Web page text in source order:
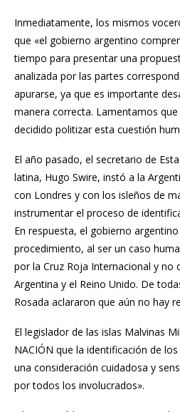
Inmediatamente, los mismos
que «el gobierno argentino
tiempo para presentar una
analizada por las partes
apurarse, ya que es importante
manera correcta. Lamentamos
decidido politizar esta cuestión
El año pasado, el secretario de
latina, Hugo Swire, instó a la
con Londres y con los isleños de
instrumentar el proceso de
En respuesta, el gobierno
procedimiento, al ser un caso
por la Cruz Roja Internacional y no
Argentina y el Reino Unido. De
Rosada aclararon que aún no hay
El legislador de las islas Malvinas
NACIÓN que la identificación de
una consideración cuidadosa y
por todos los involucrados».